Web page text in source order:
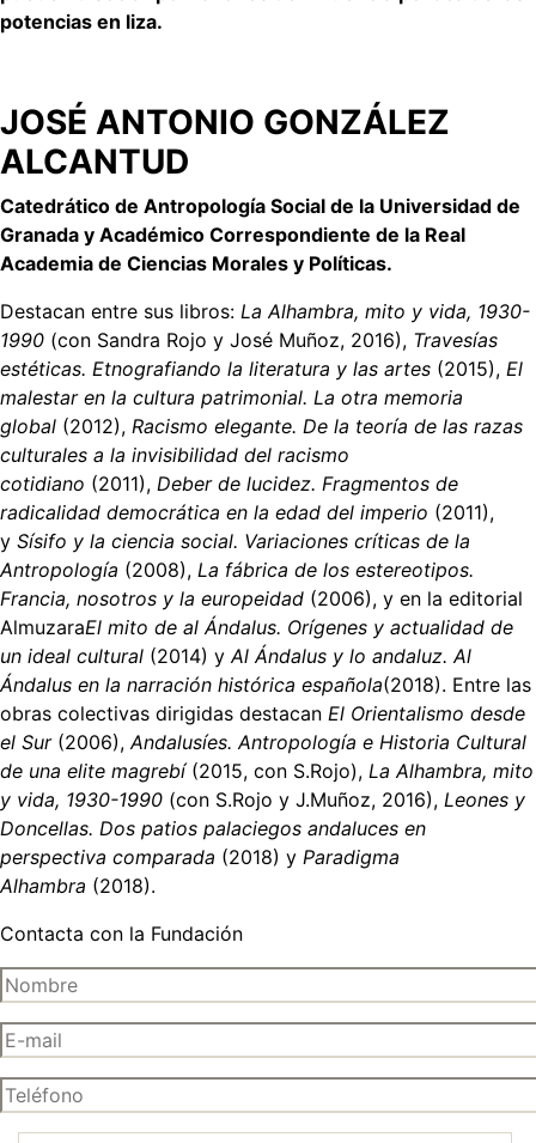
potencias en liza.
JOSÉ ANTONIO GONZÁLEZ
ALCANTUD
Catedrático de Antropología Social de la Universidad de
Granada y Académico Correspondiente de la Real
Academia de Ciencias Morales y Políticas.
Destacan entre sus libros: La Alhambra, mito y vida, 1930-
1990 (con Sandra Rojo y José Muñoz, 2016), Travesías
estéticas. Etnografiando la literatura y las artes (2015), El
malestar en la cultura patrimonial. La otra memoria
global (2012), Racismo elegante. De la teoría de las razas
culturales a la invisibilidad del racismo
cotidiano (2011), Deber de lucidez. Fragmentos de
radicalidad democrática en la edad del imperio (2011),
y Sísifo y la ciencia social. Variaciones críticas de la
Antropología (2008), La fábrica de los estereotipos.
Francia, nosotros y la europeidad (2006), y en la editorial
AlmuzaraEl mito de al Ándalus. Orígenes y actualidad de
un ideal cultural (2014) yAl Ándalus y lo andaluz. Al
Ándalus en la narración histórica española(2018). Entre las
obras colectivas dirigidas destacan El Orientalismo desde
el Sur(2006),Andalusíes. Antropología e Historia Cultural
de una elite magrebí(2015, con S.Rojo), La Alhambra, mito
y vida, 1930-1990 (con S.Rojo y J.Muñoz, 2016), Leones y
Doncellas. Dos patios palaciegos andaluces en
perspectiva comparada (2018) y Paradigma
Alhambra (2018).
Contacta con la Fundación